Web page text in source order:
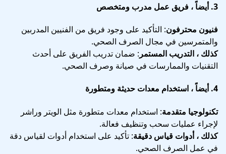
3. أيضاً ، فريق عمل مدرب ومتخصص
فنيون محترفون: التأكيد على وجود فريق من الفنيين المدربين
والمتمرسين في مجال الصرف الصحي.
كذلك ، التدريب المستمر : ضمان تدريب الفريق على أحدث
التقنيات والممارسات في صيانة وصرف الصحي.
4. أيضاً ، استخدام معدات حديثة ومتطورة
تكنولوجيا متقدمة: استخدام معدات متطورة مثل الويتر وراشر
لإجراء عمليات سحب وتنظيف فعالة.
كذلك ، أدوات قياس دقيقة: تأكيد على استخدام أدوات لقياس دقة
في عمل الصرف الصحي.